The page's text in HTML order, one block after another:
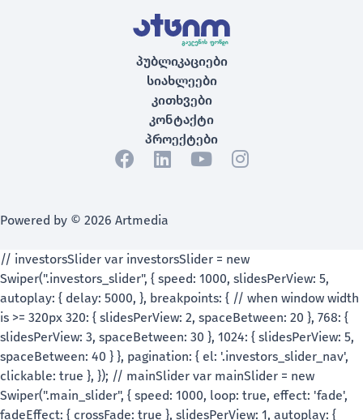
პუბლიკაციები
სიახლეები
კითხვები
კონტაქტი
პროექტები
Powered by © 2026 Artmedia